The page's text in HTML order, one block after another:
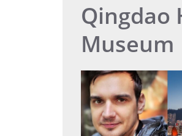
Qingdao
Museum